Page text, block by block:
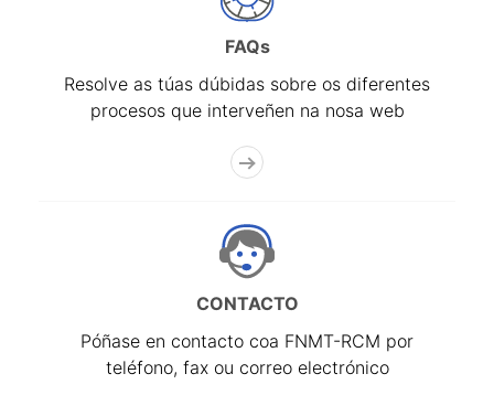
FAQs
Resolve as túas dúbidas sobre os diferentes
procesos que interveñen na nosa web
CONTACTO
Póñase en contacto coa FNMT-RCM por
teléfono, fax ou correo electrónico